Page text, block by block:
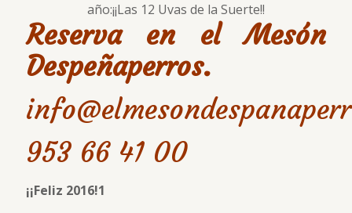
año:¡¡Las 12 Uvas de la Suerte!!
Reserva en el Mesón
Despeñaperros.
953 66 41 00
¡¡Feliz 2016!1